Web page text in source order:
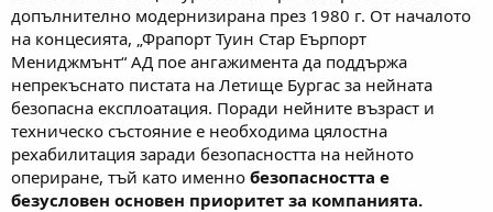
допълнително модернизирана през 1980 г. От началото
на концесията, „Фрапорт Туин Стар Еърпорт
Мениджмънт“ АД пое ангажимента да поддържа
непрекъснато пистата на Летище Бургас за нейната
безопасна експлоатация. Поради нейните възраст и
техническо състояние е необходима цялостна
рехабилитация заради безопасността на нейното
опериране, тъй като именно безопасността е
безусловен основен приоритет за компанията.